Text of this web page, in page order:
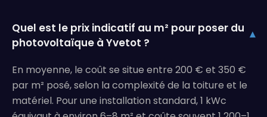
Quel est le prix indicatif au m² pour poser du
photovoltaïque à Yvetot ?
▾
En moyenne, le coût se situe entre 200 € et 350 €
par m² posé, selon la complexité de la toiture et le
matériel. Pour une installation standard, 1 kWc